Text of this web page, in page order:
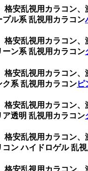
格安乱視用カラコン
ル系 乱視用カラコン
格安乱視用カラコン
ン系 乱視用カラコン
格安乱視用カラコン
系 乱視用カラコンピ
格安乱視用カラコン
透明 乱視用カラコン
格安乱視用カラコン
ン ハイドロゲル 乱視
格安乱視用カラコン